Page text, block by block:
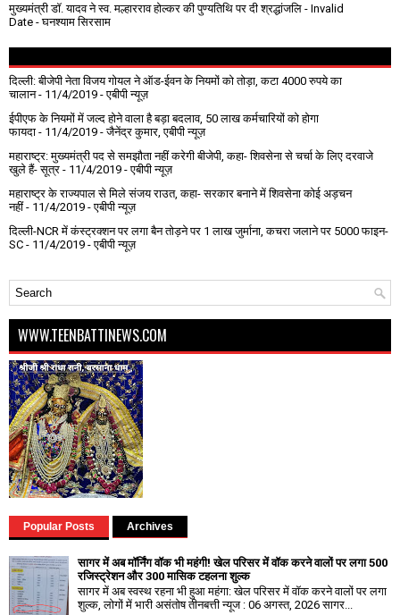
मुख्यमंत्री डॉ. यादव ने स्व. मल्हारराव होल्कर की पुण्यतिथि पर दी श्रद्धांजलि - Invalid
Date - घनश्याम सिरसाम
दिल्ली: बीजेपी नेता विजय गोयल ने ऑड-ईवन के नियमों को तोड़ा, कटा 4000 रुपये का
चालान- 11/4/2019 - एबीपी न्यूज़
ईपीएफ के नियमों में जल्द होने वाला है बड़ा बदलाव, 50 लाख कर्मचारियों को होगा
फायदा - 11/4/2019 - जैनेंद्र कुमार, एबीपी न्यूज़
महाराष्ट्र: मुख्यमंत्री पद से समझौता नहीं करेगी बीजेपी, कहा- शिवसेना से चर्चा के लिए दरवाजे
खुले हैं- सूत्र - 11/4/2019 - एबीपी न्यूज़
महाराष्ट्र के राज्यपाल से मिले संजय राउत, कहा- सरकार बनाने में शिवसेना कोई अड़चन
नहीं- 11/4/2019 - एबीपी न्यूज़
दिल्ली-NCR में कंस्ट्रक्शन पर लगा बैन तोड़ने पर 1 लाख जुर्माना, कचरा जलाने पर ₹5000 फाइन-
SC - 11/4/2019 - एबीपी न्यूज़
WWW.TEENBATTINEWS.COM
Popular Posts Archives
सागर में अब मॉर्निंग वॉक भी महंगी! खेल परिसर में वॉक करने वालों पर लगा ₹500
रजिस्ट्रेशन और ₹300 मासिक टहलना शुल्क
सागर में अब स्वस्थ रहना भी हुआ महंगा: खेल परिसर में वॉक करने वालों पर लगा
शुल्क, लोगों में भारी असंतोष तीनबत्ती न्यूज : 06 अगस्त, 2026 सागर...